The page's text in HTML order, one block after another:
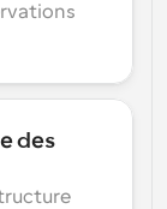
des